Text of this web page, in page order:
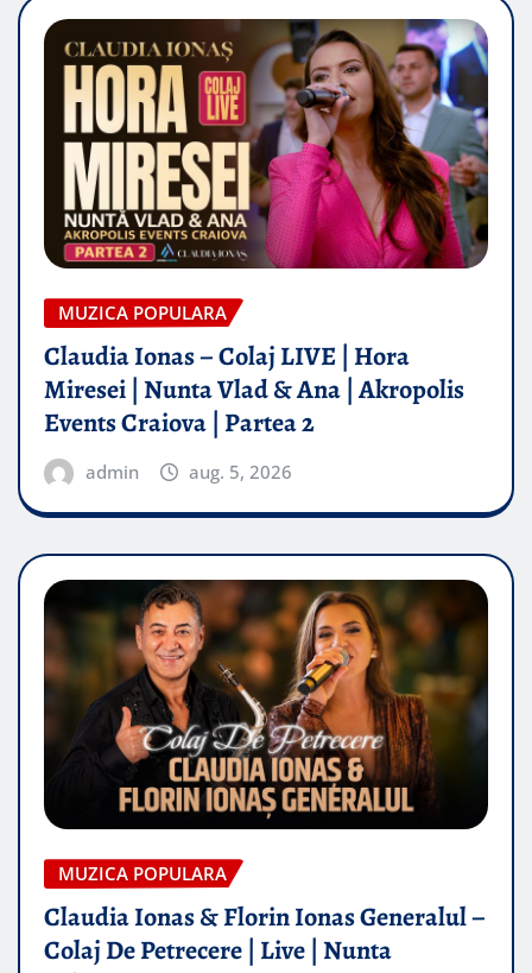
MUZICA POPULARA
Claudia Ionas – Colaj LIVE | Hora
Miresei | Nunta Vlad & Ana | Akropolis
Events Craiova | Partea 2
admin aug. 5, 2026
MUZICA POPULARA
Claudia Ionas & Florin Ionas Generalul –
Colaj De Petrecere | Live | Nunta